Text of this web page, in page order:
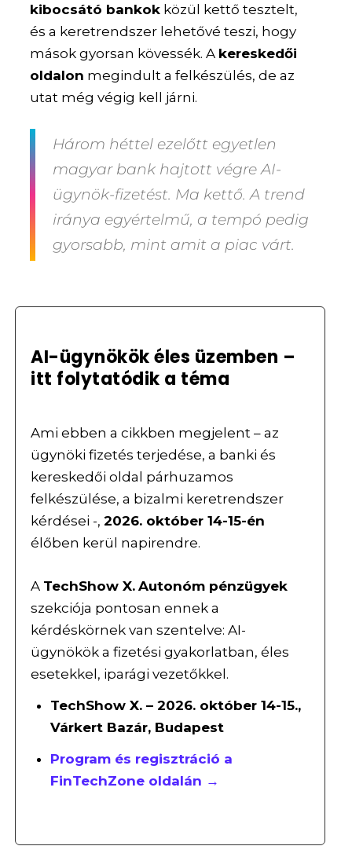
kibocsátó bankok közül kettő tesztelt,
és a keretrendszer lehetővé teszi, hogy
mások gyorsan kövessék. A kereskedői
oldalon megindult a felkészülés, de az
utat még végig kell járni.
Három héttel ezelőtt egyetlen
magyar bank hajtott végre AI-
ügynök-fizetést. Ma kettő. A trend
iránya egyértelmű, a tempó pedig
gyorsabb, mint amit a piac várt.
AI-ügynökök éles üzemben –
itt folytatódik a téma
Ami ebben a cikkben megjelent – az
ügynöki fizetés terjedése, a banki és
kereskedői oldal párhuzamos
felkészülése, a bizalmi keretrendszer
kérdései -,2026. október 14-15-én
élőben kerül napirendre.
A TechShow X. Autonóm pénzügyek
szekciója pontosan ennek a
kérdéskörnek van szentelve: AI-
ügynökök a fizetési gyakorlatban, éles
esetekkel, iparági vezetőkkel.
TechShow X. – 2026. október 14-15.,
Várkert Bazár, Budapest
Program és regisztráció a
FinTechZone oldalán →